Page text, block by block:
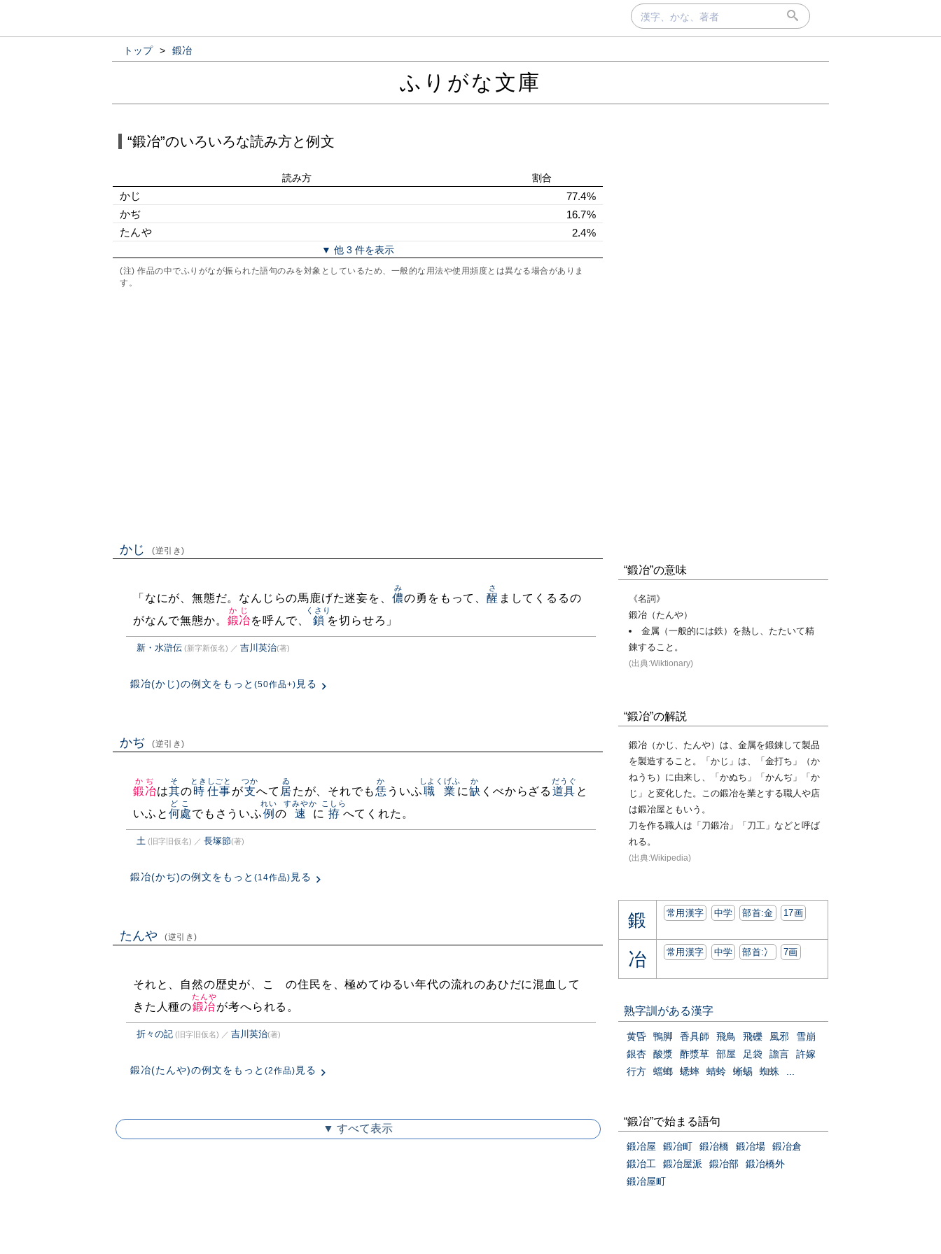
トップ > 鍛冶
ふりがな文庫
“鍛冶”のいろいろな読み方と例文
読み方 割合
かじ
77.4%
かぢ
16.7%
たんや
2.4%
▼ 他 3 件を表示
(注) 作品の中でふりがなが振られた語句のみを対象としているため、一般的な用法や使用頻度とは異なる場合がありま
す。
かじ (逆引き)
「なにが、無態だ。なんじらの馬鹿げた迷妄を、 儂
み
の勇をもって、 醒
さ
ましてくるるの
がなんで無態か。 鍛冶
かじ
を呼んで、 鎖
くさり
を切らせろ」
新・水滸伝 (新字新仮名) ／ 吉川英治(著)
鍛冶(かじ)の例文をもっと (50作品+) 見る
かぢ (逆引き)
鍛冶
かぢ
は其
そ
の時
とき
仕事
しごと
が支
つか
へて 居
ゐ
たが、それでも恁
か
ういふ職業
しよくげふ
に缺
か
くべからざる 道具
だうぐ
と
いふと 何處
どこ
でもさういふ例
れい
の 速
すみやか
に 拵
こしら
へてくれた。
土 (旧字旧仮名) ／ 長塚節(著)
鍛冶(かぢ)の例文をもっと (14作品) 見る
たんや (逆引き)
それと、自然の歴史が、こゝの住民を、極めてゆるい年代の流れのあひだに混血して
きた人種の鍛冶
たんや
が考へられる。
折々の記 (旧字旧仮名) ／ 吉川英治(著)
鍛冶(たんや)の例文をもっと (2作品) 見る
▼ すべて表示
“鍛冶”の意味
《名詞》
鍛冶（たんや）
金属（一般的には鉄）を熱し、たたいて精
錬すること。
(出典:Wiktionary)
“鍛冶”の解説
鍛冶（かじ、たんや）は、金属を鍛錬して製品
を製造すること。「かじ」は、「金打ち」（か
ねうち）に由来し、「かぬち」「かんぢ」「か
じ」と変化した。この鍛冶を業とする職人や店
は鍛冶屋ともいう。
刀を作る職人は「刀鍛冶」「刀工」などと呼ば
れる。
(出典:Wikipedia)
鍛 常用漢字 中学 部首:⾦ 17画
冶 常用漢字 中学 部首:⼎ 7画
熟字訓がある漢字
黄昏 鴨脚 香具師 飛鳥 飛礫 風邪
雪崩
銀杏
酸漿 酢漿草 部屋 足袋 譫言
許嫁
行方
蟷螂 蟋蟀 蜻蛉 蜥蜴 蜘蛛
“鍛冶”で始まる語句
鍛冶屋 鍛冶町 鍛冶橋 鍛冶場
鍛冶倉
鍛冶工
鍛冶屋派 鍛冶部
鍛冶橋外
鍛冶屋町